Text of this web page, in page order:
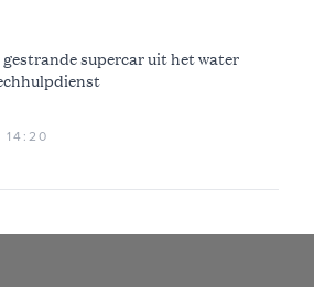
supercar uit het water
14:20